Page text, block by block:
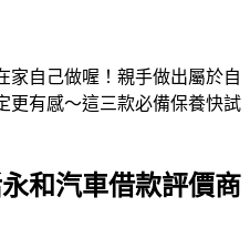
家自己做喔！親手做出屬於自
更有感～這三款必備保養快試
和汽車借款評價商